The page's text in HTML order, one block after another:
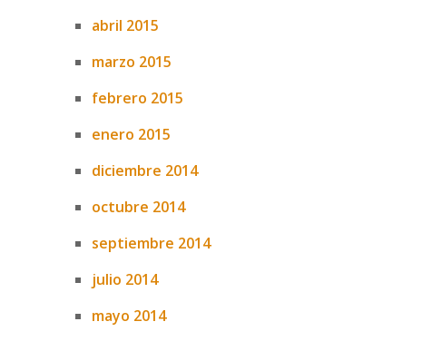
abril 2015
marzo 2015
febrero 2015
enero 2015
diciembre 2014
octubre 2014
septiembre 2014
julio 2014
mayo 2014